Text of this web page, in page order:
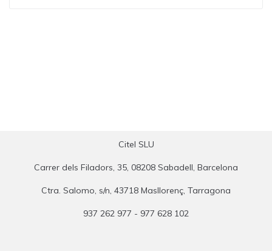
Citel SLU
Carrer dels Filadors, 35, 08208 Sabadell, Barcelona
Ctra. Salomo, s/n, 43718 Masllorenç, Tarragona
937 262 977 - 977 628 102